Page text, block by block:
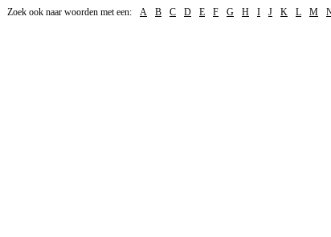
Zoek ook naar woorden met een: A B C D E F G H I J K L M